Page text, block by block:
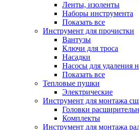
Ленты, изоленты
Наборы инструмента
Показать все
Инструмент для прочистки
Вантузы
Ключи для троса
Насадки
Насосы для удаления
Показать все
Тепловые пушки
Электрические
Инструмент для монтажа
Головки
Комплекты
Инструмент для монтажа